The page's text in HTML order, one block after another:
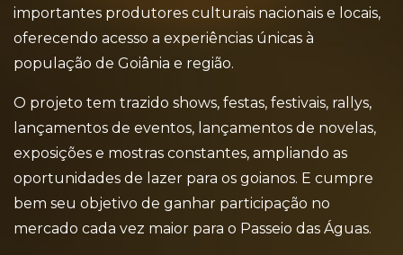
importantes produtores culturais nacionais e locais,
oferecendo acesso a experiências únicas à
população de Goiânia e região.
O projeto tem trazido shows, festas, festivais, rallys,
lançamentos de eventos, lançamentos de novelas,
exposições e mostras constantes, ampliando as
oportunidades de lazer para os goianos. E cumpre
bem seu objetivo de ganhar participação no
mercado cada vez maior para o Passeio das Águas.